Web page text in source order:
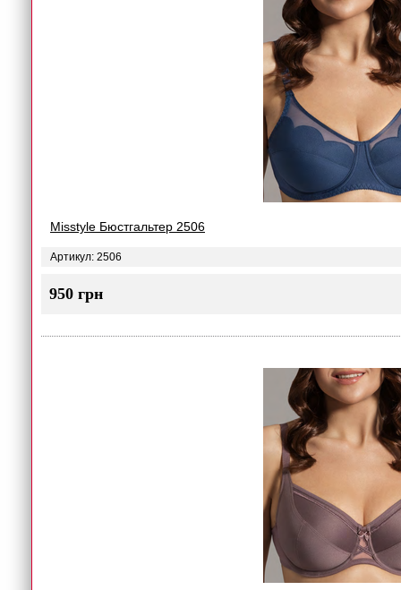
Misstyle Бюстгальтер 2506
Артикул: 2506
950 грн